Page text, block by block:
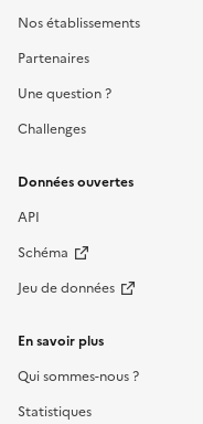
Nos établissements
Partenaires
Une question ?
Challenges
Données ouvertes
API
Schéma
Jeu de données
En savoir plus
Qui sommes-nous ?
Statistiques